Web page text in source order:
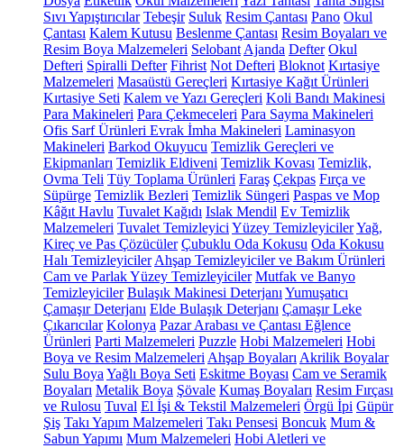
Sıvı Yapıştırıcılar Tebeşir Suluk Resim Çantası Pano Okul
Çantası Kalem Kutusu Beslenme Çantası Resim Boyaları ve
Resim Boya Malzemeleri Selobant Ajanda Defter Okul
Defteri Spiralli Defter Fihrist Not Defteri Bloknot Kırtasiye
Malzemeleri Masaüstü Gereçleri Kırtasiye Kağıt Ürünleri
Kırtasiye Seti Kalem ve Yazı Gereçleri Koli Bandı Makinesi
Para Makineleri Para Çekmeceleri Para Sayma Makineleri
Ofis Sarf Ürünleri Evrak İmha Makineleri Laminasyon
Makineleri Barkod Okuyucu Temizlik Gereçleri ve
Ekipmanları Temizlik Eldiveni Temizlik Kovası Temizlik,
Ovma Teli Tüy Toplama Ürünleri Faraş Çekpas Fırça ve
Süpürge Temizlik Bezleri Temizlik Süngeri Paspas ve Mop
Kâğıt Havlu Tuvalet Kağıdı Islak Mendil Ev Temizlik
Malzemeleri Tuvalet Temizleyici Yüzey TemizleyicilerYağ,
Kireç ve Pas Çözücüler Çubuklu Oda Kokusu Oda Kokusu
Halı Temizleyiciler Ahşap Temizleyiciler ve Bakım Ürünleri
Cam ve Parlak Yüzey Temizleyiciler Mutfak ve Banyo
Temizleyiciler Bulaşık Makinesi Deterjanı Yumuşatıcı
Çamaşır Deterjanı Elde Bulaşık Deterjanı Çamaşır Leke
Çıkarıcılar Kolonya Pazar Arabası ve Çantası Eğlence
Ürünleri Parti Malzemeleri Puzzle Hobi Malzemeleri Hobi
Boya ve Resim Malzemeleri Ahşap Boyaları Akrilik Boyalar
Sulu Boya Yağlı Boya Seti Eskitme Boyası Cam ve Seramik
Boyaları Metalik Boya Şövale Kumaş Boyaları Resim Fırçası
ve Rulosu Tuval El İşi & Tekstil Malzemeleri Örgü İpi Güpür
Şiş Takı Yapım Malzemeleri Takı Pensesi Boncuk Mum &
Sabun Yapımı Mum Malzemeleri Hobi Aletleri ve